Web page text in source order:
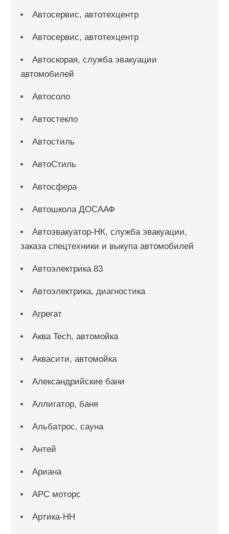
Автосервис, автотехцентр
Автосервис, автотехцентр
Автоскорая, служба эвакуации
автомобилей
Автосоло
Автостекло
Автостиль
АвтоСтиль
Автосфера
Автошкола ДОСААФ
Автоэвакуатор-НК, служба эвакуации,
заказа спецтехники и выкупа автомобилей
Автоэлектрика 83
Автоэлектрика, диагностика
Агрегат
Аква Tech, автомойка
Аквасити, автомойка
Александрийские бани
Аллигатор, баня
Альбатрос, сауна
Антей
Ариана
АРС моторс
Артика-НН